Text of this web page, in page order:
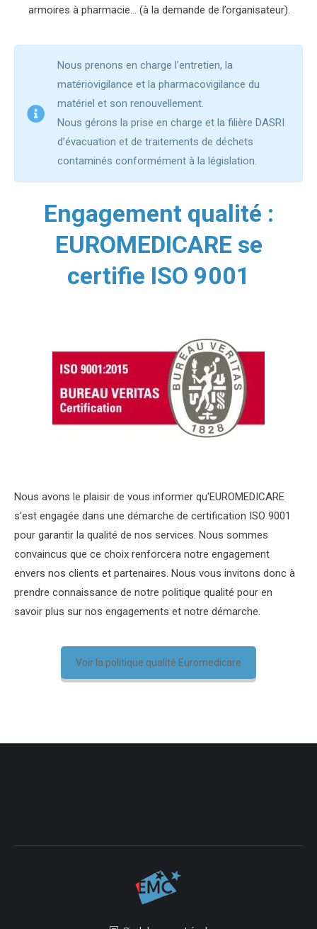
armoires à pharmacie… (à la demande de l’organisateur).
Nous prenons en charge l’entretien, la
matériovigilance et la pharmacovigilance du
matériel et son renouvellement.
Nous gérons la prise en charge et la filière DASRI
d’évacuation et de traitements de déchets
contaminés conformément à la législation.
Engagement qualité :
EUROMEDICARE se
certifie ISO 9001
Nous avons le plaisir de vous informer qu'EUROMEDICARE
s'est engagée dans une démarche de certification ISO 9001
pour garantir la qualité de nos services. Nous sommes
convaincus que ce choix renforcera notre engagement
envers nos clients et partenaires. Nous vous invitons donc à
prendre connaissance de notre politique qualité pour en
savoir plus sur nos engagements et notre démarche.
Voir la politique qualité Euromedicare